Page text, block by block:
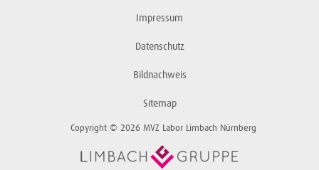
Impressum
Datenschutz
Bildnachweis
Sitemap
Copyright © 2026 MVZ Labor Limbach Nürnberg